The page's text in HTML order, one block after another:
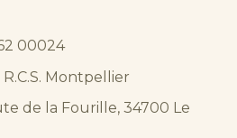
00024
Montpellier
de la Fourille, 34700 Le